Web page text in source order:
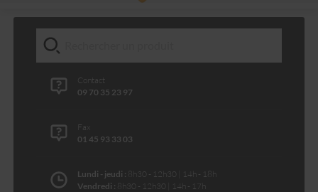
Contact
09 70 35 23 97
Fax
01 45 93 33 03
Lundi - jeudi : 8h30 - 12h30 | 14h - 18h
Vendredi : 8h30 - 12h30 | 14h - 17h